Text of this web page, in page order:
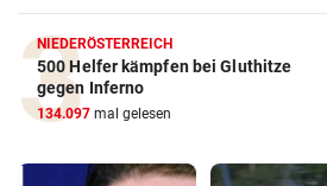
NIEDERÖSTERREICH
500 Helfer kämpfen bei Gluthitze
gegen Inferno
134.097 mal gelesen